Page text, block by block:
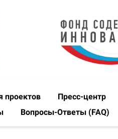
проектов Пресс-центр
Вопросы-Ответы (FAQ)